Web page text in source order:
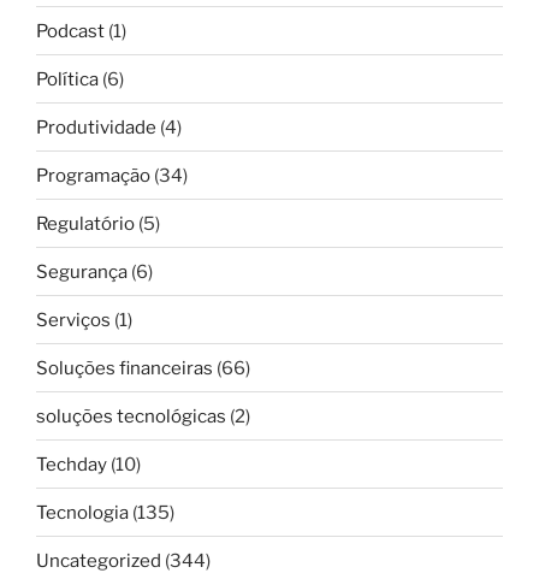
Podcast (1)
Política (6)
Produtividade (4)
Programação (34)
Regulatório (5)
Segurança (6)
Serviços (1)
Soluções financeiras (66)
soluções tecnológicas (2)
Techday (10)
Tecnologia (135)
Uncategorized (344)